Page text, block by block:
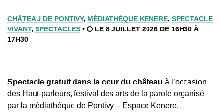
CHÂTEAU DE PONTIVY, MÉDIATHÈQUE KENERE, SPECTACLE
VIVANT, SPECTACLES •
LE 8 JUILLET 2026 DE 16H30 À
17H30
Spectacle gratuit dans la cour du château à l’occasion
des Haut-parleurs, festival des arts de la parole organisé
par la médiathèque de Pontivy – Espace Kenere.